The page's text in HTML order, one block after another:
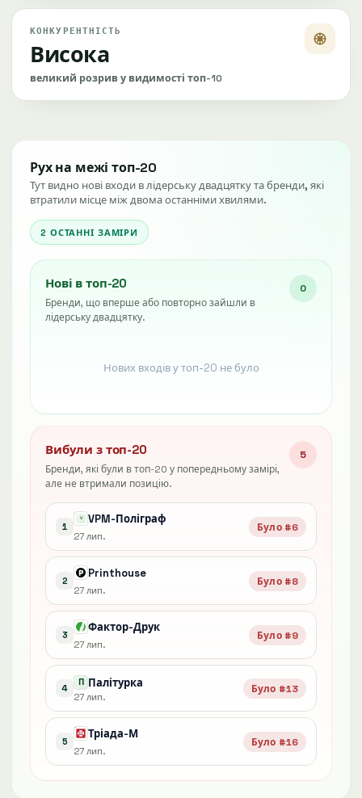
КОНКУРЕНТНІСТЬ
Висока
великий розрив у видимості топ-10
Рух на межі топ-20
Тут видно нові входи в лідерську двадцятку та бренди, які
втратили місце між двома останніми хвилями.
2 ОСТАННІ ЗАМІРИ
Нові в топ-20
Бренди, що вперше або повторно зайшли в
лідерську двадцятку.
0
Нових входів у топ-20 не було
Вибули з топ-20
Бренди, які були в топ-20 у попередньому замірі,
але не втримали позицію.
5
1
VPM-Поліграф
27 лип.
Було #6
2
Printhouse
27 лип.
Було #8
3
Фактор-Друк
27 лип.
Було #9
4
П Палітурка
27 лип.
Було #13
5
Тріада-М
27 лип.
Було #16